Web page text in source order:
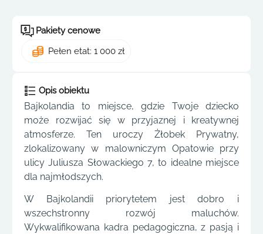
Pakiety cenowe
Pełen etat: 1 000 zł
Opis obiektu
Bajkolandia to miejsce, gdzie Twoje dziecko
może rozwijać się w przyjaznej i kreatywnej
atmosferze. Ten uroczy Żłobek Prywatny,
zlokalizowany w malowniczym Opatowie przy
ulicy Juliusza Słowackiego 7, to idealne miejsce
dla najmłodszych.
W Bajkolandii priorytetem jest dobro i
wszechstronny rozwój maluchów.
Wykwalifikowana kadra pedagogiczna, z pasją i